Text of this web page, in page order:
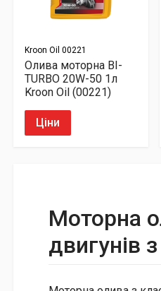
Kroon Oil 00221
Олива моторна BI-
TURBO 20W-50 1л
Kroon Oil (00221)
Ціни
Моторна
двигунів